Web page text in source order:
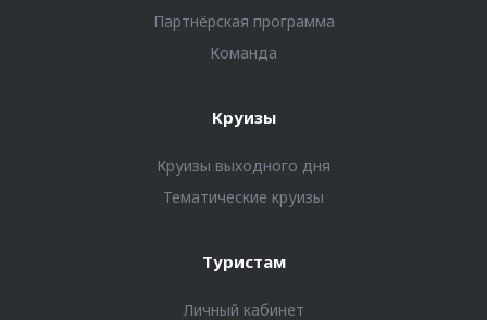
Партнёрская программа
Команда
Круизы
Круизы выходного дня
Тематические круизы
Туристам
Личный кабинет